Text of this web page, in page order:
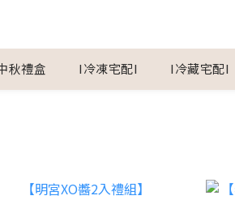
秋禮盒 I冷凍宅配I I冷藏宅配I